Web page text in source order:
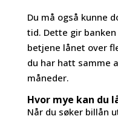
Du må også kunne
tid. Dette gir
betjene lånet over
du har hatt samme
måneder.
Hvor mye kan du
Når du søker billån